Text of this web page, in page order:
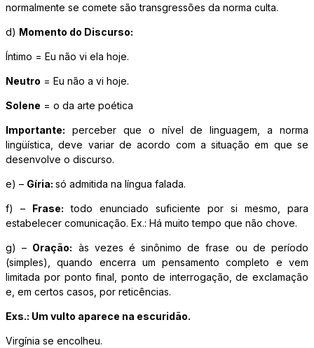
normalmente se comete são transgressões da norma culta.
d) Momento do Discurso:
Íntimo = Eu não vi ela hoje.
Neutro = Eu não a vi hoje.
Solene = o da arte poética
Importante: perceber que o nível de linguagem, a norma
lingüística, deve variar de acordo com a situação em que se
desenvolve o discurso.
e) – Gíria: só admitida na língua falada.
f) – Frase: todo enunciado suficiente por si mesmo, para
estabelecer comunicação. Ex.: Há muito tempo que não chove.
g) – Oração: às vezes é sinônimo de frase ou de período
(simples), quando encerra um pensamento completo e vem
limitada por ponto final, ponto de interrogação, de exclamação
e, em certos casos, por reticências.
Exs.: Um vulto aparece na escuridão.
Virgínia se encolheu.